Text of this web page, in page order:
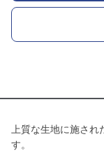
上質な生地に施さ
す。